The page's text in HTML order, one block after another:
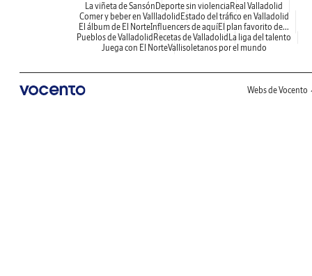
La viñeta de Sansón Deporte sin violencia Real Valladolid
Comer y beber en Vallladolid Estado del tráfico en Valladolid
El álbum de El NorteInfluencers de aquíEl plan favorito de...
Pueblos de Valladolid Recetas de Valladolid La liga del talento
Juega con El NorteVallisoletanos por el mundo
Webs de Vocento